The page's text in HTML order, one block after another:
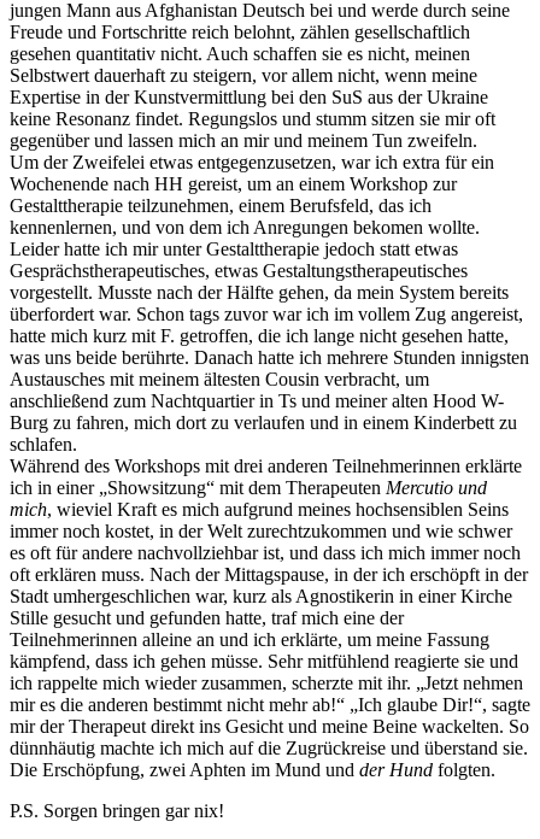
jungen Mann aus Afghanistan Deutsch bei und werde durch seine
Freude und Fortschritte reich belohnt, zählen gesellschaftlich
gesehen quantitativ nicht. Auch schaffen sie es nicht, meinen
Selbstwert dauerhaft zu steigern, vor allem nicht, wenn meine
Expertise in der Kunstvermittlung bei den SuS aus der Ukraine
keine Resonanz findet. Regungslos und stumm sitzen sie mir oft
gegenüber und lassen mich an mir und meinem Tun zweifeln.
Um der Zweifelei etwas entgegenzusetzen, war ich extra für ein
Wochenende nach HH gereist, um an einem Workshop zur
Gestalttherapie teilzunehmen, einem Berufsfeld, das ich
kennenlernen, und von dem ich Anregungen bekomen wollte.
Leider hatte ich mir unter Gestalttherapie jedoch statt etwas
Gesprächstherapeutisches, etwas Gestaltungstherapeutisches
vorgestellt. Musste nach der Hälfte gehen, da mein System bereits
überfordert war. Schon tags zuvor war ich im vollem Zug angereist,
hatte mich kurz mit F. getroffen, die ich lange nicht gesehen hatte,
was uns beide berührte. Danach hatte ich mehrere Stunden innigsten
Austausches mit meinem ältesten Cousin verbracht, um
anschließend zum Nachtquartier in Ts und meiner alten Hood W-
Burg zu fahren, mich dort zu verlaufen und in einem Kinderbett zu
schlafen.
Während des Workshops mit drei anderen Teilnehmerinnen erklärte
ich in einer „Showsitzung“ mit dem Therapeuten Mercutio und
mich, wieviel Kraft es mich aufgrund meines hochsensiblen Seins
immer noch kostet, in der Welt zurechtzukommen und wie schwer
es oft für andere nachvollziehbar ist, und dass ich mich immer noch
oft erklären muss. Nach der Mittagspause, in der ich erschöpft in der
Stadt umhergeschlichen war, kurz als Agnostikerin in einer Kirche
Stille gesucht und gefunden hatte, traf mich eine der
Teilnehmerinnen alleine an und ich erklärte, um meine Fassung
kämpfend, dass ich gehen müsse. Sehr mitfühlend reagierte sie und
ich rappelte mich wieder zusammen, scherzte mit ihr. „Jetzt nehmen
mir es die anderen bestimmt nicht mehr ab!“ „Ich glaube Dir!“, sagte
mir der Therapeut direkt ins Gesicht und meine Beine wackelten. So
dünnhäutig machte ich mich auf die Zugrückreise und überstand sie.
Die Erschöpfung, zwei Aphten im Mund und der Hund folgten.
P.S. Sorgen bringen gar nix!